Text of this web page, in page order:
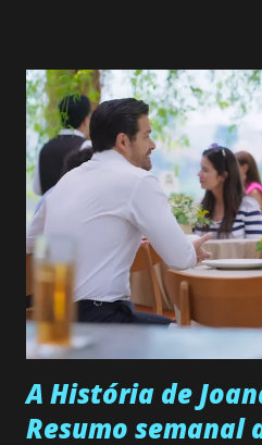
permanecer virgem até
ama, o que não é fácil, já que
se aprimorar, trabalhando,
ser a primeira mulher da família
universidade. Ela tem uma
muito madura para a idade,
empática. Detesta injustiças e
teimosa e muito persistente
Durante um exame
A História de
Resumo semanal